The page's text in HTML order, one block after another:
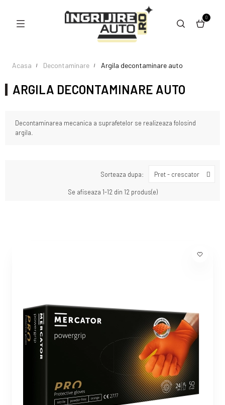
0
Acasa Decontaminare Argila decontaminare auto
ARGILA DECONTAMINARE AUTO
Decontaminarea mecanica a suprafetelor se realizeaza folosind
argila.
Sorteaza dupa: Pret - crescator
Se afiseaza 1-12 din 12 produs(e)